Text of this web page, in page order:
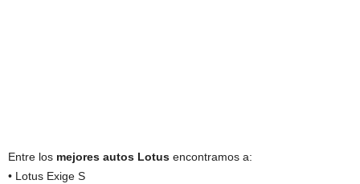
Entre los mejores autos Lotus encontramos a:
• Lotus Exige S